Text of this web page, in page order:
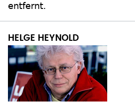
entfernt.
HELGE HEYNOLD